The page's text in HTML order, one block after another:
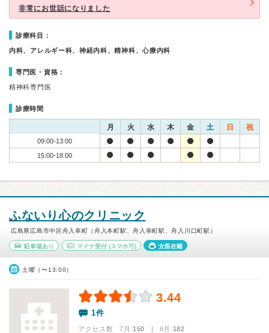
非常にお世話になりました
診療科目：
内科、アレルギー科、神経内科、精神科、心療内科
専門医・資格：
精神科専門医
診療時間
月 火 水 木 金 土 日 祝
09:00-13:00
15:00-18:00
ふないり心のクリニック
広島県広島市中区舟入幸町（舟入本町駅、舟入幸町駅、舟入川口町駅）
駐車場あり マイナ受付(スマホ可) 女医在籍
土曜（〜13:00）
3.44
1件
アクセス数 7月:150 | 6月:182